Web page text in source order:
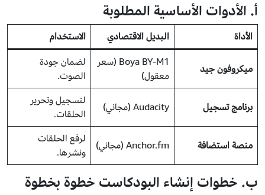
أ. الأدوات الأساسية المطلوبة
الأداة البديل الاقتصادي الاستخدام
ميكروفون جيد
Boya BY-M1 (سعر
معقول)
لضمان جودة
الصوت.
برنامج تسجيل Audacity (مجاني)
لتسجيل وتحرير
الحلقات.
منصة استضافة Anchor.fm (مجاني)
لرفع الحلقات
ونشرها.
ب. خطوات إنشاء البودكاست خطوة بخطوة